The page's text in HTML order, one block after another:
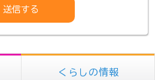
くらしの情報